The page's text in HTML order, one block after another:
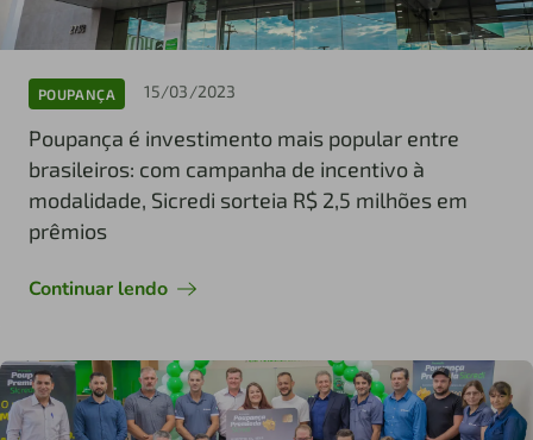
POUPANÇA 15/03/2023
Poupança é investimento mais popular entre
brasileiros: com campanha de incentivo à
modalidade, Sicredi sorteia R$ 2,5 milhões em
prêmios
Continuar lendo